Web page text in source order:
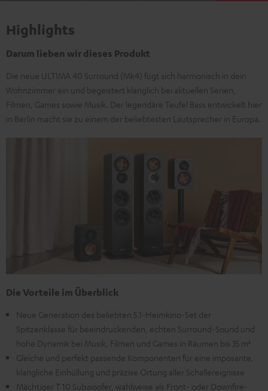
Highlights
Darum lieben wir dieses Produkt
Die neue ULTIMA 40 Surround (Mk4) fügt sich harmonisch in dein
Wohnzimmer ein und begeistert klanglich bei aktuellen Serien,
Filmen, Games sowie Musik. Der legendäre Teufel Bass entwickelt hier
in Berlin macht sie zu einem der beliebtesten Lautsprecher in Europa.
Die Vorteile im Überblick
Neue Generation des beliebten 5.1-Heimkino-Set der
Spitzenklasse für beeindruckenden, echten Surround-Sound und
hohe Dynamik bei Musik, Filmen und Games in Räumen bis 35 m²
Gleiche und perfekt passende Komponenten für eine imposante,
klangliche Einhüllung und präzise Ortung aller Schallereignisse
Mächtiger T 10 Subwoofer, wahlweise als Front- oder Downfire-